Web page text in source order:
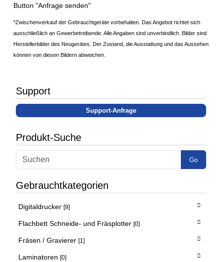
Button "Anfrage senden"
*Zwischenverkauf der Gebrauchtgeräte vorbehalten. Das Angebot richtet sich
ausschließlich an Gewerbetreibende. Alle Angaben sind unverbindlich. Bilder sind
Herstellerbilder des Neugerätes. Der Zustand, die Ausstattung und das Aussehen
können von diesen Bildern abweichen.
Support
Support-Anfrage
Produkt-Suche
Go
Gebrauchtkategorien
Digitaldrucker [9]
Flachbett Schneide- und Fräsplotter [0]
Fräsen / Gravierer [1]
Laminatoren [0]